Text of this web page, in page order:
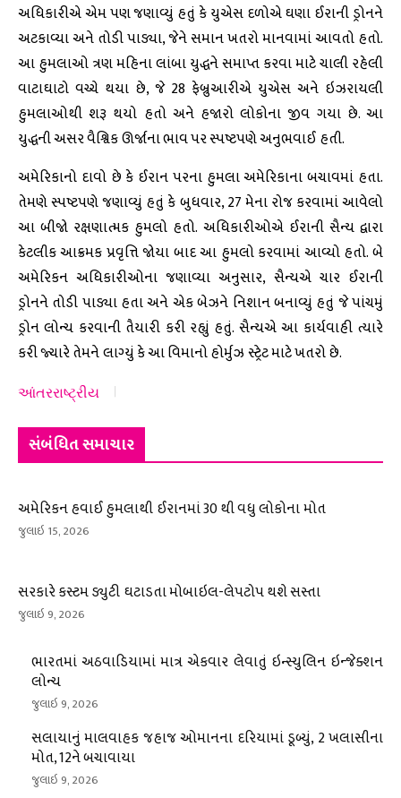
અધિકારીએ એમ પણ જણાવ્યું હતું કે યુએસ દળોએ ઘણા ઈરાની ડ્રોનને
અટકાવ્યા અને તોડી પાડ્યા, જેને સમાન ખતરો માનવામાં આવતો હતો.
આ હુમલાઓ ત્રણ મહિના લાંબા યુદ્ધને સમાપ્ત કરવા માટે ચાલી રહેલી
વાટાઘાટો વચ્ચે થયા છે, જે 28 ફેબ્રુઆરીએ યુએસ અને ઇઝરાયલી
હુમલાઓથી શરૂ થયો હતો અને હજારો લોકોના જીવ ગયા છે. આ
યુદ્ધની અસર વૈશ્વિક ઊર્જાના ભાવ પર સ્પષ્ટપણે અનુભવાઈ હતી.
અમેરિકાનો દાવો છે કે ઈરાન પરના હુમલા અમેરિકાના બચાવમાં હતા.
તેમણે સ્પષ્ટપણે જણાવ્યું હતું કે બુધવાર, 27 મેના રોજ કરવામાં આવેલો
આ બીજો રક્ષણાત્મક હુમલો હતો. અધિકારીઓએ ઈરાની સૈન્ય દ્વારા
કેટલીક આક્રમક પ્રવૃત્તિ જોયા બાદ આ હુમલો કરવામાં આવ્યો હતો. બે
અમેરિકન અધિકારીઓના જણાવ્યા અનુસાર, સૈન્યએ ચાર ઈરાની
ડ્રોનને તોડી પાડ્યા હતા અને એક બેઝને નિશાન બનાવ્યું હતું જે પાંચમું
ડ્રોન લોન્ચ કરવાની તૈયારી કરી રહ્યું હતું. સૈન્યએ આ કાર્યવાહી ત્યારે
કરી જ્યારે તેમને લાગ્યું કે આ વિમાનો હોર્મુઝ સ્ટ્રેટ માટે ખતરો છે.
આંતરરાષ્ટ્રીય
સંબંધિત સમાચાર
અમેરિકન હવાઈ હુમલાથી ઈરાનમાં 30 થી વધુ લોકોના મોત
જુલાઇ 15, 2026
સરકારે કસ્ટમ ડ્યુટી ઘટાડતા મોબાઇલ-લેપટોપ થશે સસ્તા
જુલાઇ 9, 2026
ભારતમાં અઠવાડિયામાં માત્ર એકવાર લેવાતું ઇન્સ્યુલિન ઇન્જેક્શન
લોન્ચ
જુલાઇ 9, 2026
સલાયાનું માલવાહક જહાજ ઓમાનના દરિયામાં ડૂબ્યું, 2 ખલાસીના
મોત, 12ને બચાવાયા
જુલાઇ 9, 2026